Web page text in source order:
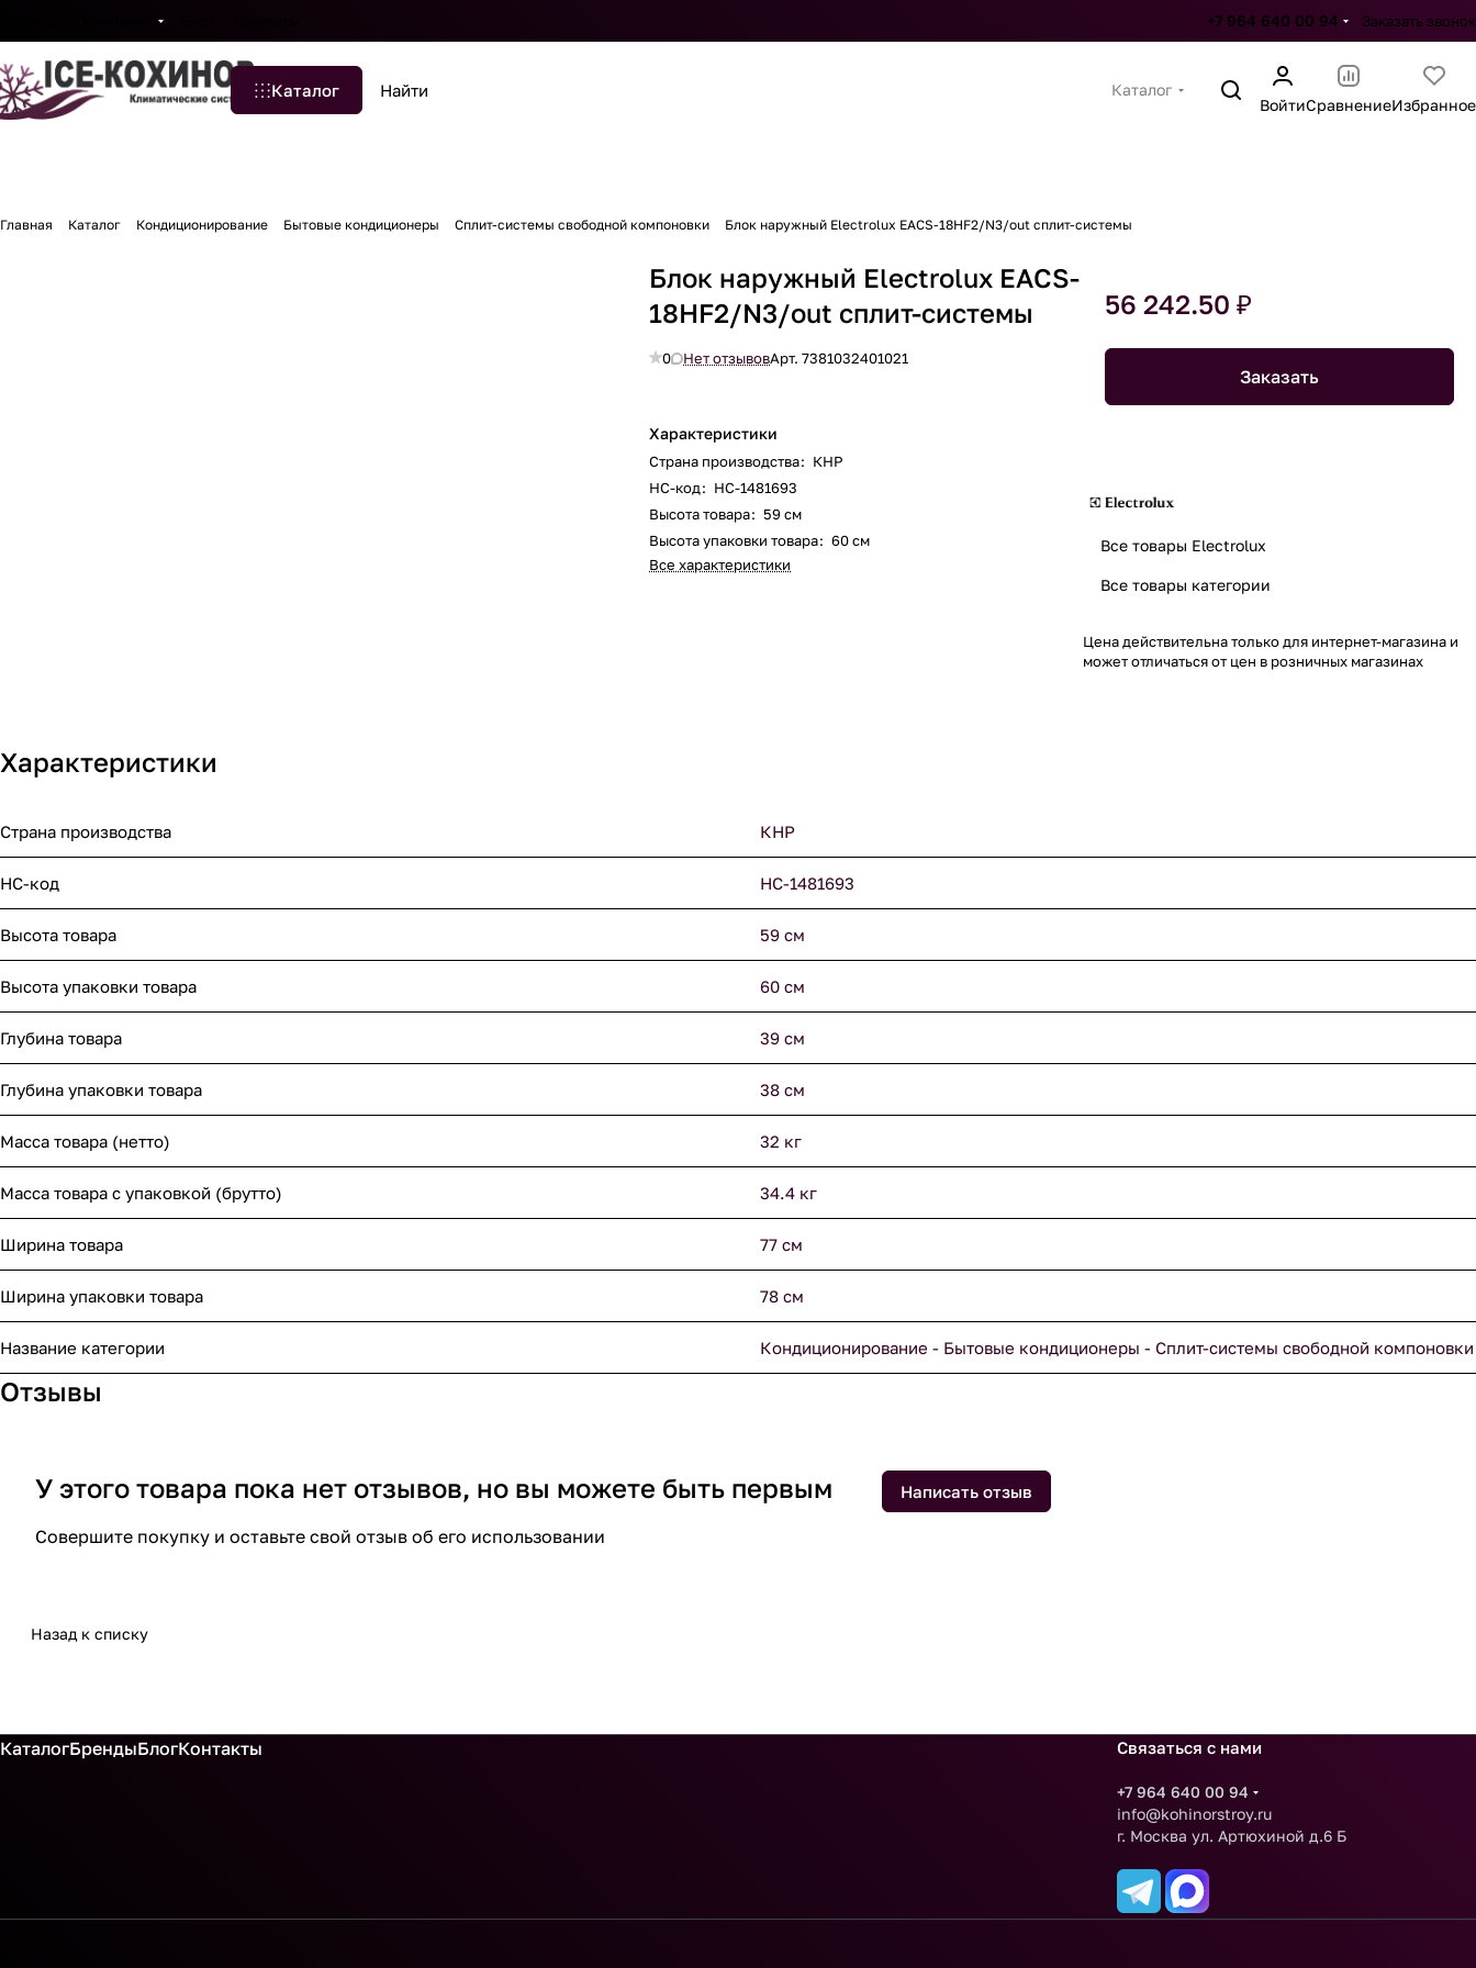
+7 964 640 00 94 Заказать звонок
Каталог
Каталог
ВойтиСравнениеИзбранное
Главная Каталог Кондиционирование Бытовые кондиционеры Сплит-системы свободной компоновки Блок наружный Electrolux EACS-18HF2/N3/out сплит-системы
Блок наружный Electrolux EACS-
18HF2/N3/out сплит-системы
0 Нет отзывовАрт.7381032401021
Характеристики
Страна производства: КНР
НС-код: НС-1481693
Высота товара: 59 см
Высота упаковки товара: 60 см
Все характеристики
56 242.50 ₽
Заказать
Все товары Electrolux
Все товары категории
Цена действительна только для интернет-магазина и
может отличаться от цен в розничных магазинах
Характеристики
Страна производства КНР
НС-код НС-1481693
Высота товара 59 см
Высота упаковки товара 60 см
Глубина товара 39 см
Глубина упаковки товара 38 см
Масса товара (нетто) 32 кг
Масса товара с упаковкой (брутто) 34.4 кг
Ширина товара 77 см
Ширина упаковки товара 78 см
Название категории Кондиционирование - Бытовые кондиционеры - Сплит-системы свободной компоновки
Отзывы
У этого товара пока нет отзывов, но вы можете быть первым
Совершите покупку и оставьте свой отзыв об его использовании
Написать отзыв
Назад к списку
КаталогБрендыБлогКонтакты Связаться с нами
+7 964 640 00 94
info@kohinorstroy.ru
г. Москва ул. Артюхиной д.6 Б